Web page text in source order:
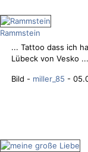
Rammstein
... Tattoo dass ich
Lübeck von Vesko ...
Bild - miller_85 -